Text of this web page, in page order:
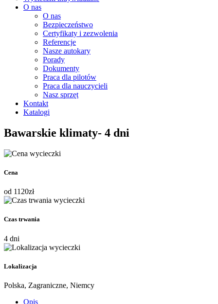
O nas
O nas
Bezpieczeństwo
Certyfikaty i zezwolenia
Referencje
Nasze autokary
Porady
Dokumenty
Praca dla pilotów
Praca dla nauczycieli
Nasz sprzęt
Kontakt
Katalogi
Bawarskie klimaty- 4 dni
Cena
od 1120zł
Czas trwania
4 dni
Lokalizacja
Polska, Zagraniczne, Niemcy
Opis